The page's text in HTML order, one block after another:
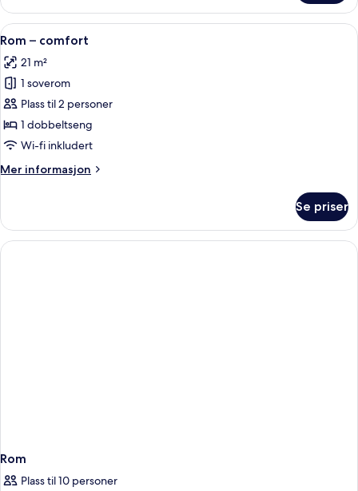
Bedroom
Villa
with
Pool
Åpne
alle
bildene
av
Rom
–
comfort
Safe på rommet, wi-fi (inkludert) og
4
Rom – comfort
21 m²
1 soverom
Plass til 2 personer
1 dobbeltseng
Wi-fi inkludert
Mer informasjon
Mer
–
comfort
Se priser
Rom
Plass til 10 personer